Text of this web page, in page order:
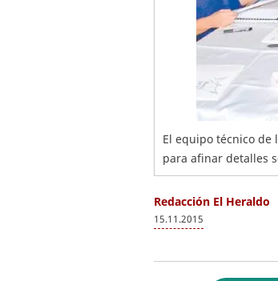
El equipo técnico de
para afinar detalles
Redacción El Heraldo
15.11.2015